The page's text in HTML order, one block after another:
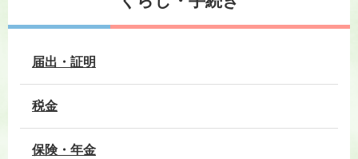
届出・証明
税金
保険・年金